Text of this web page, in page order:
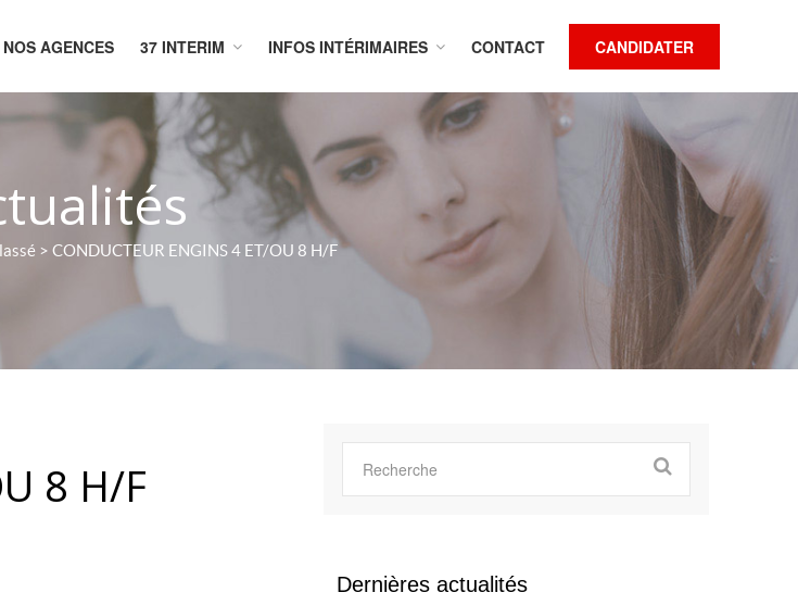
NOS AGENCES 37 INTERIM INFOS INTÉRIMAIRES CONTACT CANDIDATER
> CONDUCTEUR ENGINS 4 ET/OU 8 H/F
8 H/F
Dernières actualités